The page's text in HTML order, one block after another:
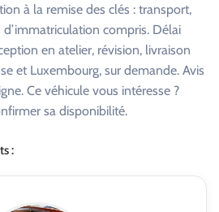
à la remise des clés : transport,
compris. Délai
en atelier, révision, livraison
et Luxembourg, sur demande. Avis
Ce véhicule vous intéresse ?
sa disponibilité.
: